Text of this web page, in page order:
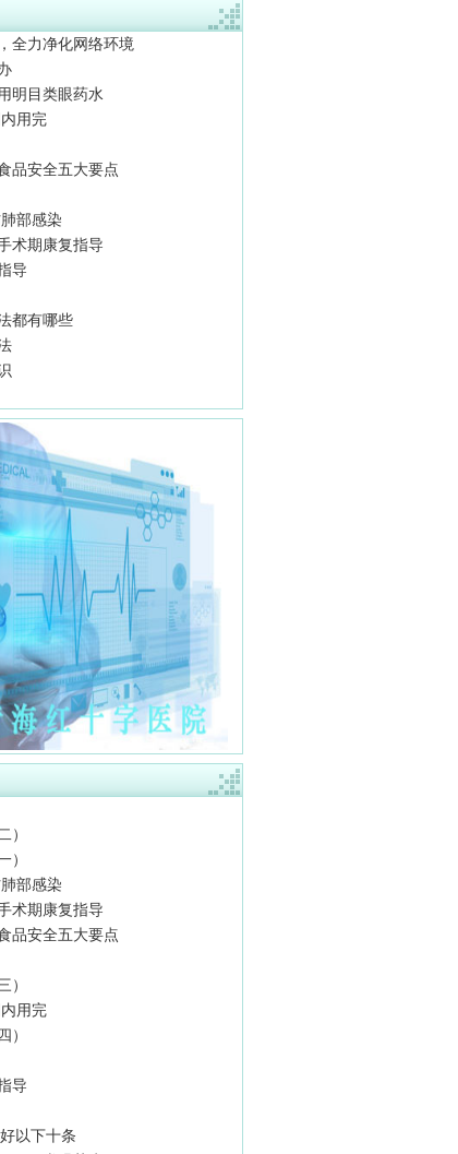
全力净化网络环境
明目类眼药水
用完
品安全五大要点
部感染
术期康复指导
导
都有哪些
）
）
部感染
术期康复指导
品安全五大要点
）
用完
）
导
以下十条